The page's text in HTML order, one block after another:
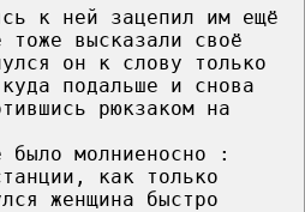
к ней зацепил им ещё
высказали своё
он к слову только
подальше и снова
рюкзаком на
было молниеносно :
как только
женщина быстро